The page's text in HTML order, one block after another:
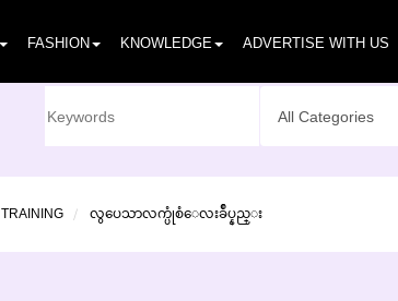
FASHION KNOWLEDGE ADVERTISE WITH US
TRAINING လွပေသာလက္ပုံစံေလးခ်ဳပ္နည္း